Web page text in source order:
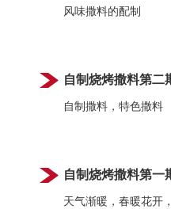
风味撒料的配制
自制烧烤撒料第二
自制撒料， 特色撒料
自制烧烤撒料第一
天气渐暖，春暖花开